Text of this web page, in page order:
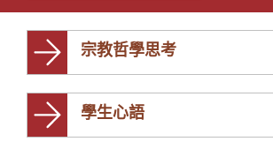
宗教哲學思考
學生心語